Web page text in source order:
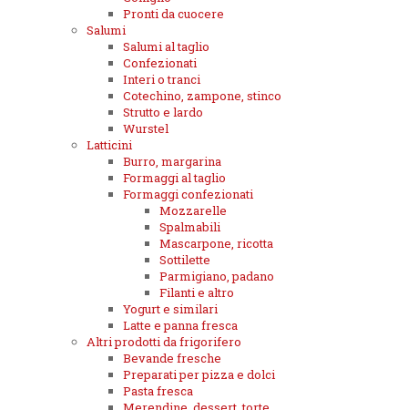
Pronti da cuocere
Salumi
Salumi al taglio
Confezionati
Interi o tranci
Cotechino, zampone, stinco
Strutto e lardo
Wurstel
Latticini
Burro, margarina
Formaggi al taglio
Formaggi confezionati
Mozzarelle
Spalmabili
Mascarpone, ricotta
Sottilette
Parmigiano, padano
Filanti e altro
Yogurt e similari
Latte e panna fresca
Altri prodotti da frigorifero
Bevande fresche
Preparati per pizza e dolci
Pasta fresca